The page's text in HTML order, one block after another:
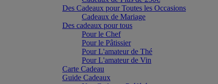
Des Cadeaux pour Toutes les Occasions
Cadeaux de Mariage
Des cadeaux pour tous
Pour le Chef
Pour le Pâtissier
Pour L'amateur de Thé
Pour L'amateur de Vin
Carte Cadeau
Guide Cadeaux